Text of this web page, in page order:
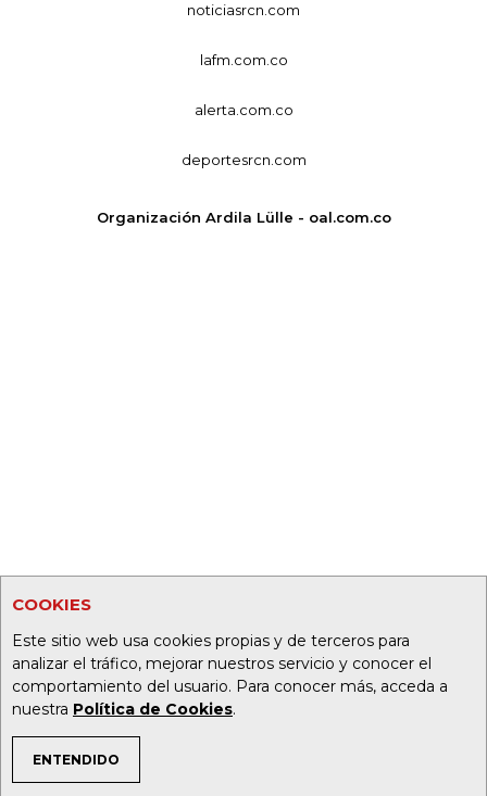
COOKIES
Este sitio web usa cookies propias y de terceros para
analizar el tráfico, mejorar nuestros servicio y conocer el
comportamiento del usuario. Para conocer más, acceda a
nuestra Política de Cookies.
ENTENDIDO
TEMAS DE INTERÉS
noticiasrcn.com
lafm.com.co
alerta.com.co
deportesrcn.com
Organización Ardila Lülle - oal.com.co